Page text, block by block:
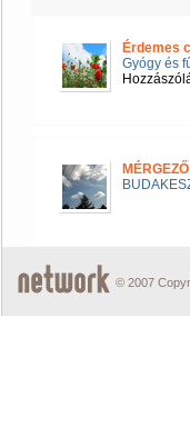
Érdemes
Gyógy és
© 2007